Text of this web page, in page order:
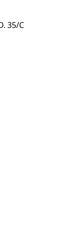
35/C